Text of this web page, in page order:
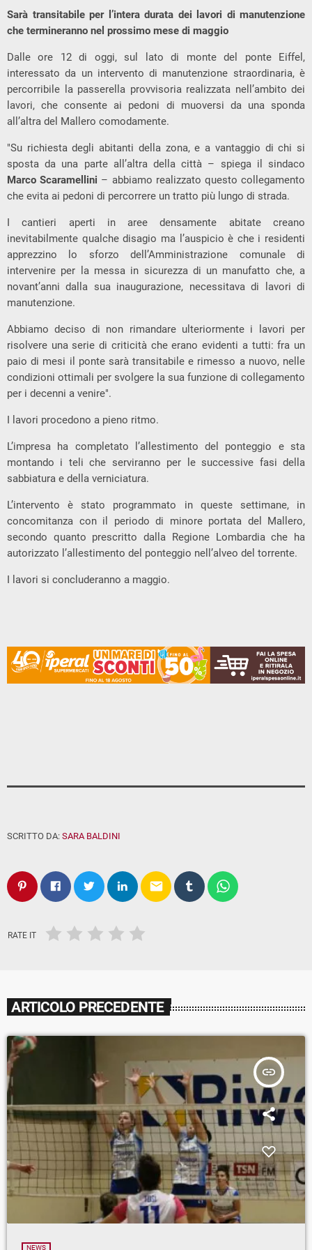
Sarà transitabile per l’intera durata dei lavori di manutenzione
che termineranno nel prossimo mese di maggio
Dalle ore 12 di oggi, sul lato di monte del ponte Eiffel,
interessato da un intervento di manutenzione straordinaria, è
percorribile la passerella provvisoria realizzata nell’ambito dei
lavori, che consente ai pedoni di muoversi da una sponda
all’altra del Mallero comodamente.
"Su richiesta degli abitanti della zona, e a vantaggio di chi si
sposta da una parte all’altra della città – spiega il sindaco
Marco Scaramellini – abbiamo realizzato questo collegamento
che evita ai pedoni di percorrere un tratto più lungo di strada.
I cantieri aperti in aree densamente abitate creano
inevitabilmente qualche disagio ma l’auspicio è che i residenti
apprezzino lo sforzo dell’Amministrazione comunale di
intervenire per la messa in sicurezza di un manufatto che, a
novant’anni dalla sua inaugurazione, necessitava di lavori di
manutenzione.
Abbiamo deciso di non rimandare ulteriormente i lavori per
risolvere una serie di criticità che erano evidenti a tutti: fra un
paio di mesi il ponte sarà transitabile e rimesso a nuovo, nelle
condizioni ottimali per svolgere la sua funzione di collegamento
per i decenni a venire".
I lavori procedono a pieno ritmo.
L’impresa ha completato l’allestimento del ponteggio e sta
montando i teli che serviranno per le successive fasi della
sabbiatura e della verniciatura.
L’intervento è stato programmato in queste settimane, in
concomitanza con il periodo di minore portata del Mallero,
secondo quanto prescritto dalla Regione Lombardia che ha
autorizzato l’allestimento del ponteggio nell’alveo del torrente.
I lavori si concluderanno a maggio.
SCRITTO DA: SARA BALDINI
email
RATE IT
ARTICOLO PRECEDENTE
insert_link
NEWS